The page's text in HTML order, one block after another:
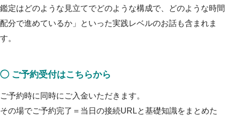
鑑定はどのような見立てでどのような構成で、どのような時間
配分で進めているか」といった実践レベルのお話も含まれま
す。
◯ ご予約受付はこちらから
ご予約時に同時にご入金いただきます。
その場でご予約完了＝当日の接続URLと基礎知識をまとめた